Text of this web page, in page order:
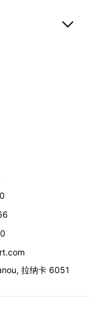
,拉纳卡 6051